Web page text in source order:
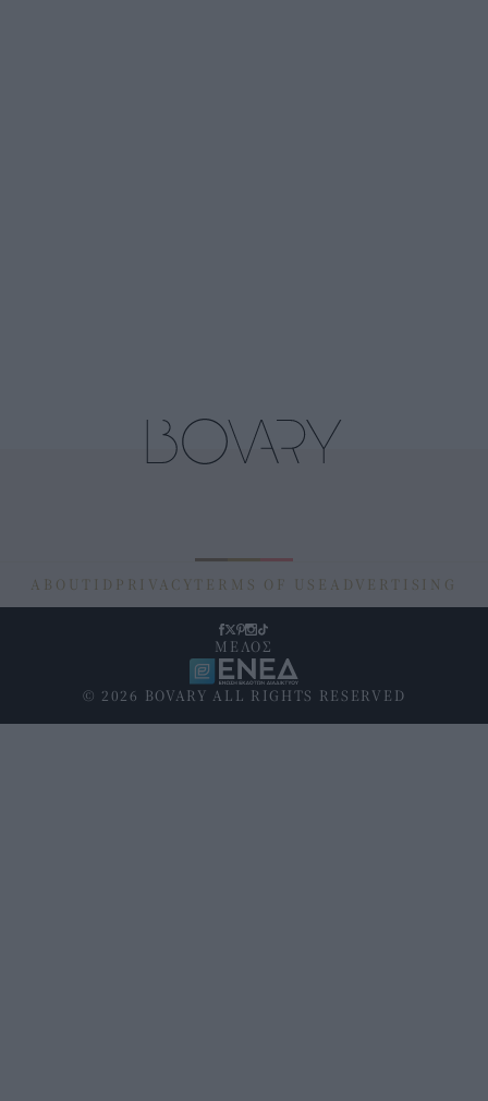
ABOUT ID PRIVACY TERMS OF USE ADVERTISING
© 2026 BOVARY ALL RIGHTS RESERVED
ΜΕΛΟΣ